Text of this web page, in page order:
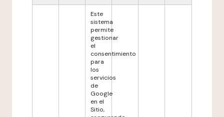
Este
sistema
permite
gestionar
el
consentimiento
para
los
servicios
de
Google
en el
Sitio,